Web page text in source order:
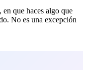
que haces algo que
No es una excepción